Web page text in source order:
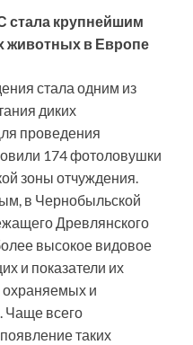
стала крупнейшим
животных в Европе
стала одним из
диких
проведения
174 фотоловушки
зоны отчуждения.
в Чернобыльской
Древлянского
высокое видовое
и показатели их
охраняемых и
Чаще всего
таких